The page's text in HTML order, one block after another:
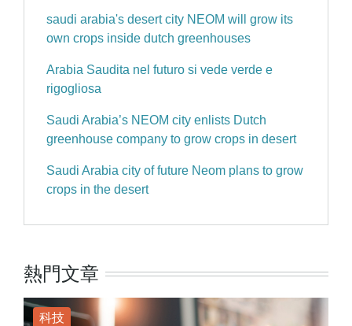
saudi arabia's desert city NEOM will grow its
own crops inside dutch greenhouses
Arabia Saudita nel futuro si vede verde e
rigogliosa
Saudi Arabia’s NEOM city enlists Dutch
greenhouse company to grow crops in desert
Saudi Arabia city of future Neom plans to grow
crops in the desert
熱門文章
科技